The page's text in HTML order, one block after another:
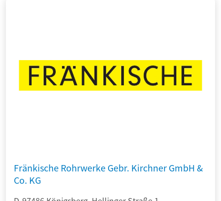
Fränkische Rohrwerke Gebr. Kirchner GmbH &
Co. KG